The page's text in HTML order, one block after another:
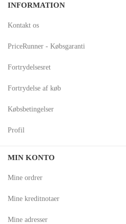
INFORMATION
Kontakt os
PriceRunner - Købsgaranti
Fortrydelsesret
Fortrydelse af køb
Købsbetingelser
Profil
MIN KONTO
Mine ordrer
Mine kreditnotaer
Mine adresser